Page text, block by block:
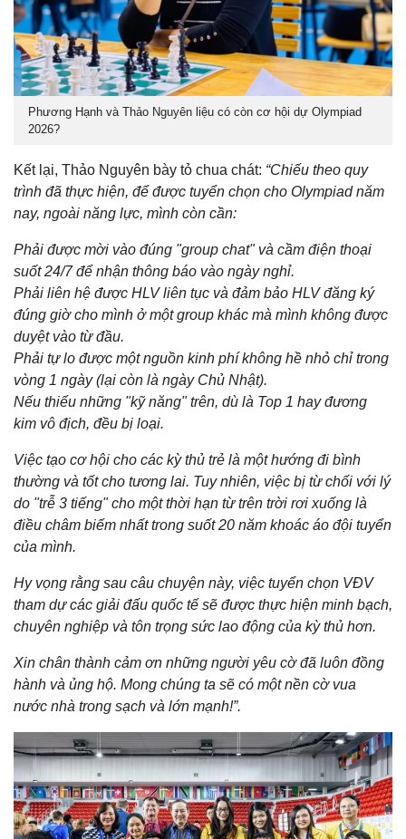
Phương Hạnh và Thảo Nguyên liệu có còn cơ hội dự Olympiad
2026?
Kết lại, Thảo Nguyên bày tỏ chua chát: “Chiếu theo quy
trình đã thực hiện, để được tuyển chọn cho Olympiad năm
nay, ngoài năng lực, mình còn cần:
Phải được mời vào đúng "group chat" và cầm điện thoại
suốt 24/7 để nhận thông báo vào ngày nghỉ.
Phải liên hệ được HLV liên tục và đảm bảo HLV đăng ký
đúng giờ cho mình ở một group khác mà mình không được
duyệt vào từ đầu.
Phải tự lo được một nguồn kinh phí không hề nhỏ chỉ trong
vòng 1 ngày (lại còn là ngày Chủ Nhật).
Nếu thiếu những "kỹ năng" trên, dù là Top 1 hay đương
kim vô địch, đều bị loại.
Việc tạo cơ hội cho các kỳ thủ trẻ là một hướng đi bình
thường và tốt cho tương lai. Tuy nhiên, việc bị từ chối với lý
do "trễ 3 tiếng" cho một thời hạn từ trên trời rơi xuống là
điều châm biếm nhất trong suốt 20 năm khoác áo đội tuyển
của mình.
Hy vọng rằng sau câu chuyện này, việc tuyển chọn VĐV
tham dự các giải đấu quốc tế sẽ được thực hiện minh bạch,
chuyên nghiệp và tôn trọng sức lao động của kỳ thủ hơn.
Xin chân thành cảm ơn những người yêu cờ đã luôn đồng
hành và ủng hộ. Mong chúng ta sẽ có một nền cờ vua
nước nhà trong sạch và lớn mạnh!”.